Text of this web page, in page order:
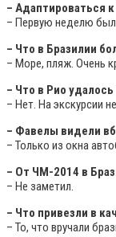
– Адаптироваться
– Первую неделю
– Что в Бразилии
– Море, пляж. Очень
– Что в Рио
– Нет. На экскурсии
– Фавелы видели
– Только из окна
– От ЧМ-2014 в
– Не заметил.
– Что привезли в
– То, что вручали